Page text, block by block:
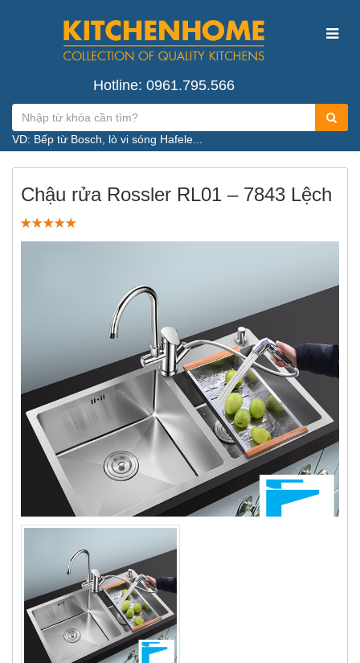
Hotline: 0961.795.566
VD: Bếp từ Bosch, lò vi sóng Hafele...
Chậu rửa Rossler RL01 – 7843 Lệch